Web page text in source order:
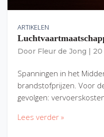
ARTIKELEN
Door Fleur de Jong
Spanningen in het
brandstofprijzen. Voor
gevolgen:
Lees verder »